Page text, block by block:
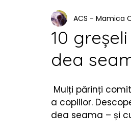
Limba română
Cărți copii Poezii &
10
dea
ACS - Mamica
Mulți părinți
a copiilor.
dea seama – și